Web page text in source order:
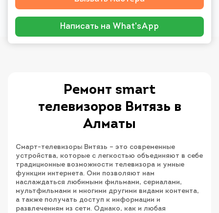
Написать на What'sApp
Ремонт smart
телевизоров Витязь в
Алматы
Смарт-телевизоры Витязь – это современные
устройства, которые с легкостью объединяют в себе
традиционные возможности телевизора и умные
функции интернета. Они позволяют нам
наслаждаться любимыми фильмами, сериалами,
мультфильмами и многими другими видами контента,
а также получать доступ к информации и
развлечениям из сети. Однако, как и любая